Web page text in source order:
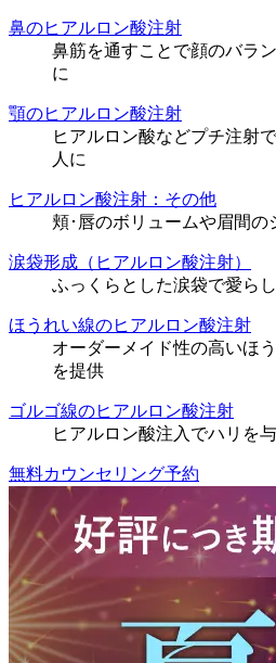
鼻のヒアルロン酸注射
鼻筋を通すことで顔のバラ
に
顎のヒアルロン酸注射
ヒアルロン酸などプチ注射
人に
ヒアルロン酸注射：その他
頬･唇のボリュームや眉間の
涙袋形成（ヒアルロン酸注射）
ふっくらとした涙袋で愛ら
ほうれい線のヒアルロン酸注射
オーダーメイド性の高いほ
を提供
ゴルゴ線のヒアルロン酸注射
ヒアルロン酸注入でハリを
無料カウンセリング予約